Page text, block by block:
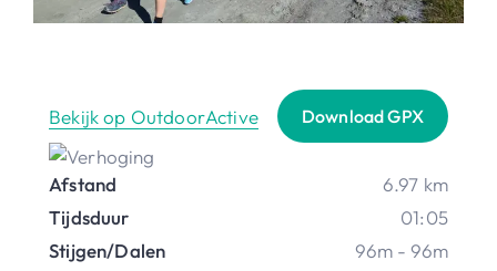
Bekijk op OutdoorActive Download GPX
Afstand
6.97 km
Tijdsduur
01:05
Stijgen/Dalen
96m - 96m